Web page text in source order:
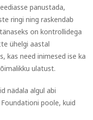
panustada,
ringi ning raskendab
on kontrollidega
ühelgi aastal
kas need inimesed ise ka
ulatust.
nädala algul abi
poole, kuid